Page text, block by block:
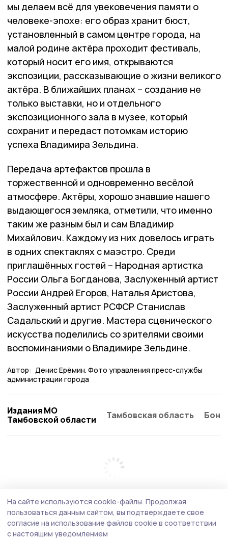
мы делаем всё для увековечения памяти о
человеке-эпохе: его образ хранит бюст,
установленный в самом центре города, на
малой родине актёра проходит фестиваль,
который носит его имя, открываются
экспозиции, рассказывающие о жизни великого
актёра. В ближайших планах – создание не
только выставки, но и отдельного
экспозиционного зала в музее, который
сохранит и передаст потомкам историю
успеха Владимира Зельдина.
Передача артефактов прошла в
торжественной и одновременно весёлой
атмосфере. Актёры, хорошо знавшие нашего
выдающегося земляка, отметили, что именно
таким же разным был и сам Владимир
Михайлович. Каждому из них довелось играть
в одних спектаклях с маэстро. Среди
приглашённых гостей – Народная артистка
России Ольга Богданова, Заслуженный артист
России Андрей Егоров, Наталья Аристова,
Заслуженный артист РСФСР Станислав
Садальский и другие. Мастера сценического
искусства поделились со зрителями своими
воспоминаниями о Владимире Зельдине.
Автор: Денис Ерёмин. Фото управления пресс-службы
администрации города
Издания МО
Тамбовской области
Тамбовская область
На сайте используются cookie-файлы. Продолжая
пользоваться данным сайтом, вы подтверждаете свое
согласие на использование файлов cookie в соответствии
с настоящим уведомлением